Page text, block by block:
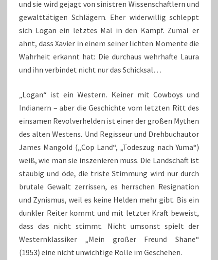
und sie wird gejagt von sinistren Wissenschaftlern und
gewalttätigen Schlägern. Eher widerwillig schleppt
sich Logan ein letztes Mal in den Kampf. Zumal er
ahnt, dass Xavier in einem seiner lichten Momente die
Wahrheit erkannt hat: Die durchaus wehrhafte Laura
und ihn verbindet nicht nur das Schicksal…
„Logan“ ist ein Western. Keiner mit Cowboys und
Indianern – aber die Geschichte vom letzten Ritt des
einsamen Revolverhelden ist einer der großen Mythen
des alten Westens. Und Regisseur und Drehbuchautor
James Mangold („Cop Land“, „Todeszug nach Yuma“)
weiß, wie man sie inszenieren muss. Die Landschaft ist
staubig und öde, die triste Stimmung wird nur durch
brutale Gewalt zerrissen, es herrschen Resignation
und Zynismus, weil es keine Helden mehr gibt. Bis ein
dunkler Reiter kommt und mit letzter Kraft beweist,
dass das nicht stimmt. Nicht umsonst spielt der
Westernklassiker „Mein großer Freund Shane“
(1953) eine nicht unwichtige Rolle im Geschehen.